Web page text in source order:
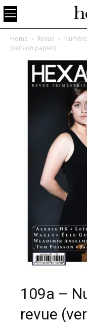
Home Revue
(version papier)
109a –
revue